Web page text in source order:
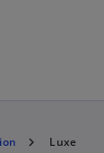
Luxe